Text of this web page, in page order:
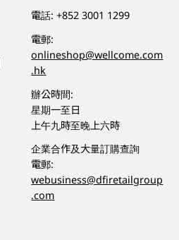
電話:+852 3001 1299
電郵:
onlineshop@wellcome.com
.hk
辦公時間:
星期一至日
上午九時至晚上六時
企業合作及大量訂購查詢
電郵:
webusiness@dfiretailgroup
.com